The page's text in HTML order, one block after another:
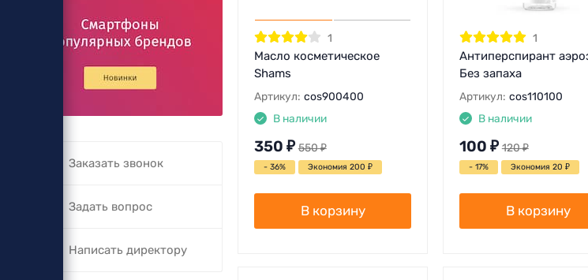
Заказать звонок
Задать вопрос
Написать директору
1
Масло косметическое
Shams
Артикул: cos900400
В наличии
350 ₽ 550₽
- 36% Экономия 200 ₽
В корзину
1
Антиперспирант
Без запаха
Артикул: cos110100
В наличии
100 ₽ 120₽
- 17% Экономия 20 ₽
В корзину